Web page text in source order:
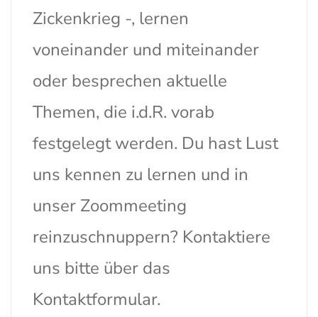
Zickenkrieg -, lernen
voneinander und miteinander
oder besprechen aktuelle
Themen, die i.d.R. vorab
festgelegt werden. Du hast Lust
uns kennen zu lernen und in
unser Zoommeeting
reinzuschnuppern? Kontaktiere
uns bitte über das
Kontaktformular.